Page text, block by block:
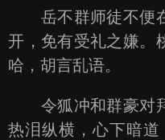
岳不群师徒不便在
开，免有受礼之嫌。
哈，胡言乱语。
令狐冲和群豪对拜
热泪纵横，心下暗